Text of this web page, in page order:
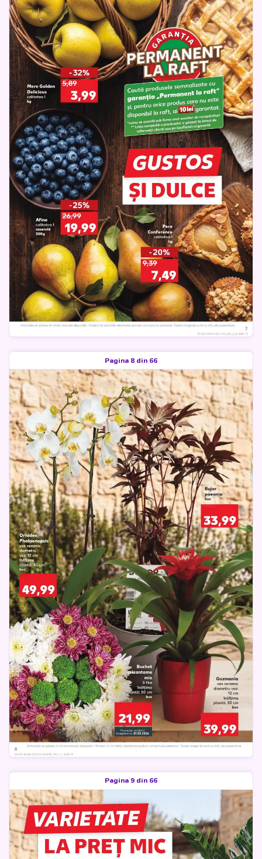
Pagina 8 din 66
Pagina 9 din 66